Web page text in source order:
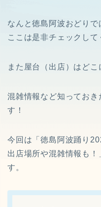
なんと徳島阿波おどりで
ここは是非チェックして
また屋台（出店）はどこ
混雑情報など知っておき
す！
今回は「徳島阿波踊り
出店場所や混雑情報も
す。